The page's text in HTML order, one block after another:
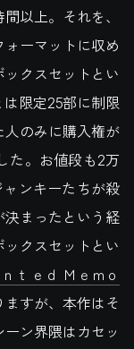
以上。それを、
ーマットに収め
クスセットとい
限定25部に制限
のみに購入権が
た。お値段も2万
ンキーたちが殺
まったという経
クスセットとい
ｔｅｄ Ｍｅｍｏ
ますが、本作はそ
ン界隈はカセッ